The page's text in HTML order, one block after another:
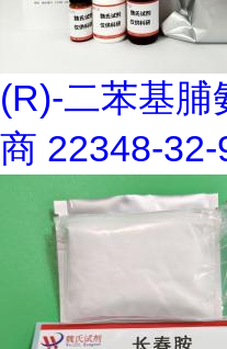
(R)-二苯基脯
商 22348-